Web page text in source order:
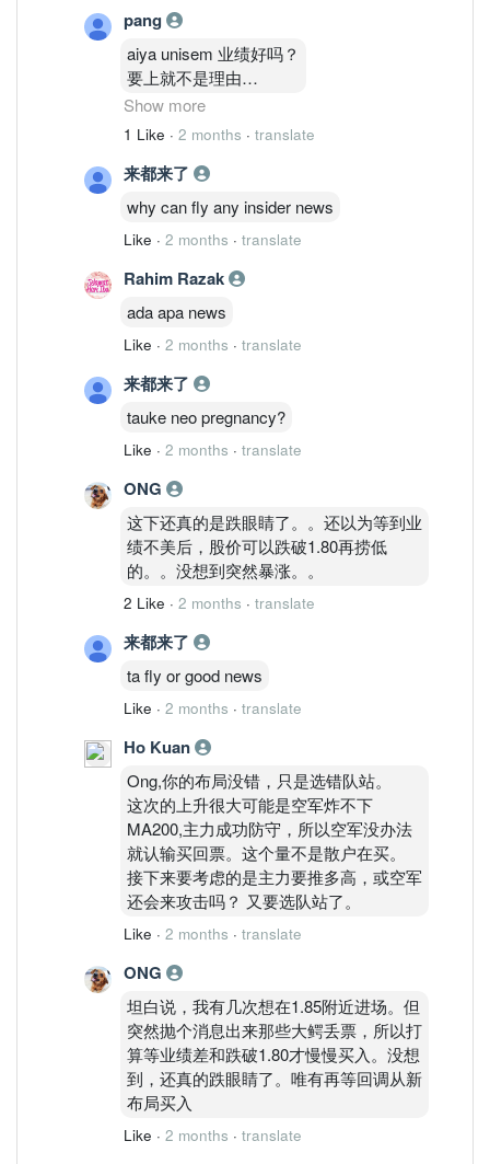
pang
aiya unisem 业绩好吗？
要上就不是理由
折旧 有的折旧
Show more
1 Like · 2 months · translate
来都来了
why can fly any insider news
Like · 2 months · translate
Rahim Razak
ada apa news
Like · 2 months · translate
来都来了
tauke neo pregnancy?
Like · 2 months · translate
ONG
这下还真的是跌眼睛了。。还以为等到业
绩不美后，股价可以跌破1.80再捞低
的。。没想到突然暴涨。。
2 Like · 2 months · translate
来都来了
ta fly or good news
Like · 2 months · translate
Ho Kuan
Ong,你的布局没错，只是选错队站。
这次的上升很大可能是空军炸不下
MA200,主力成功防守，所以空军没办法
就认输买回票。这个量不是散户在买。
接下来要考虑的是主力要推多高，或空军
还会来攻击吗？ 又要选队站了。
Like · 2 months · translate
ONG
坦白说，我有几次想在1.85附近进场。但
突然抛个消息出来那些大鳄丢票，所以打
算等业绩差和跌破1.80才慢慢买入。没想
到，还真的跌眼睛了。唯有再等回调从新
布局买入
Like · 2 months · translate